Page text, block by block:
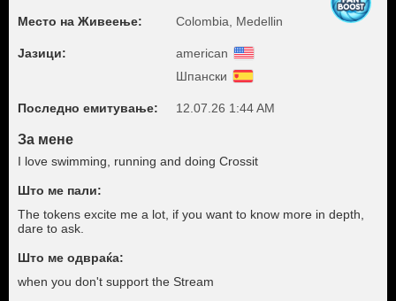
Место на Живеење: Colombia, Medellin
Јазици:
american
Шпански
Последно емитување: 12.07.26 1:44 AM
За мене
I love swimming, running and doing Crossit
Што ме пали:
The tokens excite me a lot, if you want to know more in depth,
dare to ask.
Што ме одвраќа:
when you don't support the Stream